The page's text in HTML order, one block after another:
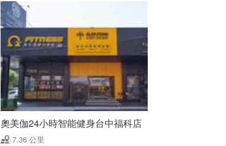
奧美伽24小時智能健身台中福科店
7.36 公里